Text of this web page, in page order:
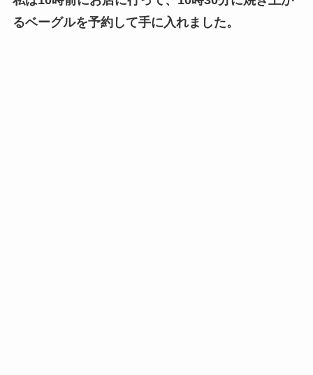
るベーグルを予約して手に入れました。